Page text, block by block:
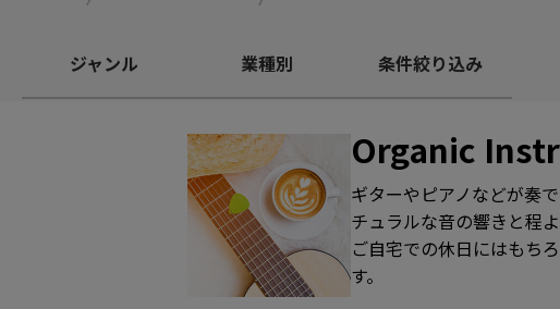
ジャンル 業種別 条件絞り込み
Organic
ギターやピアノなどが奏
チュラルな音の響きと程
ご自宅での休日にはもち
す。